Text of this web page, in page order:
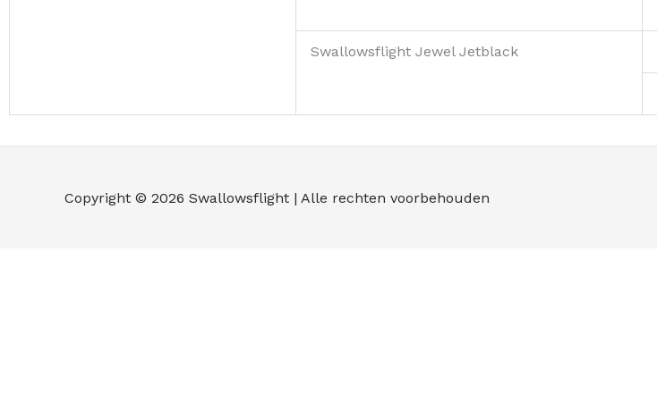
Swallowsflight Jewel Jetblack
Copyright © 2026 Swallowsflight | Alle rechten voorbehouden